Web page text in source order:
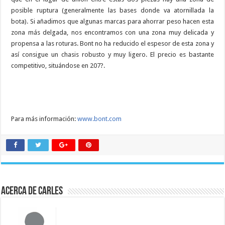
posible ruptura (generalmente las bases donde va atornillada la
bota). Si añadimos que algunas marcas para ahorrar peso hacen esta
zona más delgada, nos encontramos con una zona muy delicada y
propensa a las roturas. Bont no ha reducido el espesor de esta zona y
así consigue un chasis robusto y muy ligero. El precio es bastante
competitivo, situándose en 207?.
Para más información:www.bont.com
Acerca de Carles